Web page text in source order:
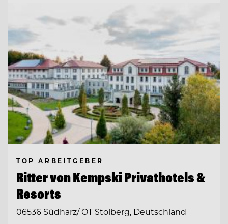
TOP ARBEITGEBER
Ritter von Kempski Privathotels &
Resorts
06536 Südharz/ OT Stolberg, Deutschland